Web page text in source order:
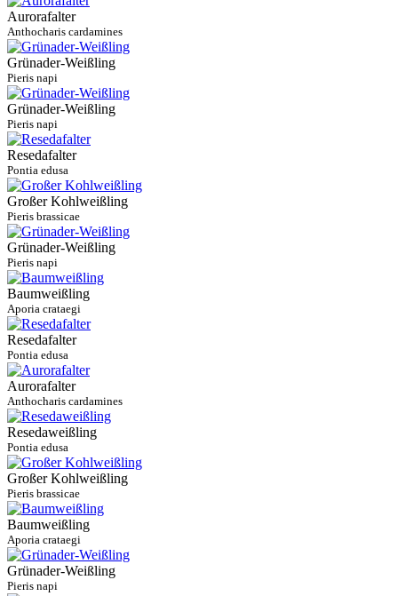
Aurorafalter
Anthocharis cardamines
Grünader-Weißling
Pieris napi
Grünader-Weißling
Pieris napi
Resedafalter
Pontia edusa
Großer Kohlweißling
Pieris brassicae
Grünader-Weißling
Pieris napi
Baumweißling
Aporia crataegi
Resedafalter
Pontia edusa
Aurorafalter
Anthocharis cardamines
Resedaweißling
Pontia edusa
Großer Kohlweißling
Pieris brassicae
Baumweißling
Aporia crataegi
Grünader-Weißling
Pieris napi